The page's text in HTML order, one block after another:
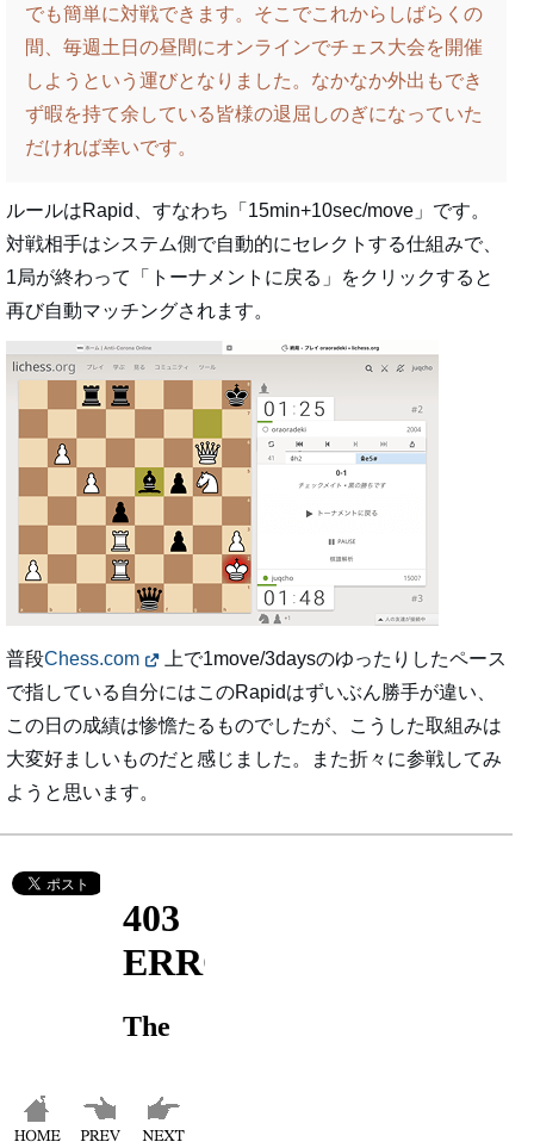
でも簡単に対戦できます。そこでこれからしばらくの
間、毎週土日の昼間にオンラインでチェス大会を開催
しようという運びとなりました。なかなか外出もでき
ず暇を持て余している皆様の退屈しのぎになっていた
だければ幸いです。
ルールはRapid、すなわち「15min+10sec/move」です。
対戦相手はシステム側で自動的にセレクトする仕組みで、
1局が終わって「トーナメントに戻る」をクリックすると
再び自動マッチングされます。
普段Chess.com
上で1move/3daysのゆったりしたペース
で指している自分にはこのRapidはずいぶん勝手が違い、
この日の成績は惨憺たるものでしたが、こうした取組みは
大変好ましいものだと感じました。また折々に参戦してみ
ようと思います。